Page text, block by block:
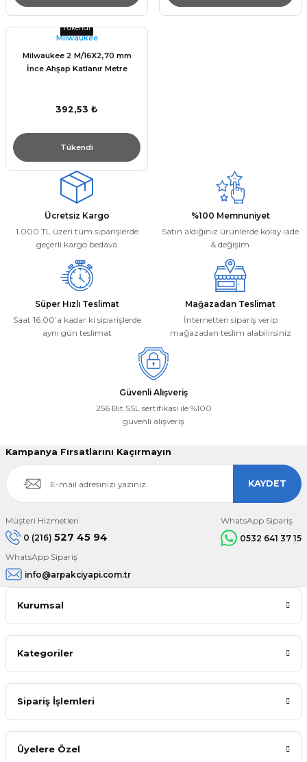
Tükendi
Milwaukee
Milwaukee 2 M/16X2,70 mm
İnce Ahşap Katlanır Metre
392,53 ₺
Tükendi
Ücretsiz Kargo
1.000 TL üzeri tüm siparişlerde
geçerli kargo bedava
%100 Memnuniyet
Satın aldığınız ürünlerde kolay iade
& değişim
Süper Hızlı Teslimat
Saat 16:00’a kadar ki siparişlerde
aynı gün teslimat
Mağazadan Teslimat
İnternetten sipariş verip
mağazadan teslim alabilirsiniz
Güvenli Alışveriş
256 Bit SSL sertifikası ile %100
güvenli alışveriş
Kampanya Fırsatlarını Kaçırmayın
KAYDET
Müşteri Hizmetleri
0 (216) 527 45 94
WhatsApp Sipariş
0532 641 37 15
WhatsApp Sipariş
info@arpakciyapi.com.tr
Kurumsal
Kategoriler
Sipariş İşlemleri
Üyelere Özel